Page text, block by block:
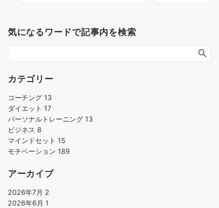
気になるワードで記事内を検索
カテゴリー
コーチング 13
ダイエット 17
パーソナルトレーニング 13
ビジネス 8
マインドセット 15
モチベーション 189
アーカイブ
2026年7月 2
2026年6月 1